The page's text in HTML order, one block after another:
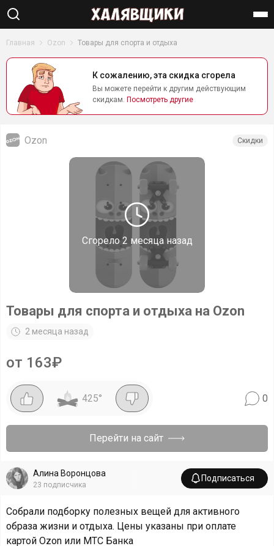
Главная Ozon Товары для спорта и отдыха
К сожалению, эта скидка сгорела
Вы можете перейти к другим действующим
скидкам. Посмотреть другие
Сгорело 2 месяца назад
Ozon Скидки
Товары для спорта и отдыха на Ozon
2 месяца назад
от 163₽
425° 0
Перейти на сайт
Алина Воронцова
23 подписчика
Подписаться
Собрали подборку полезных вещей для активного
образа жизни и отдыха. Цены указаны при оплате
картой Ozon или МТС Банка